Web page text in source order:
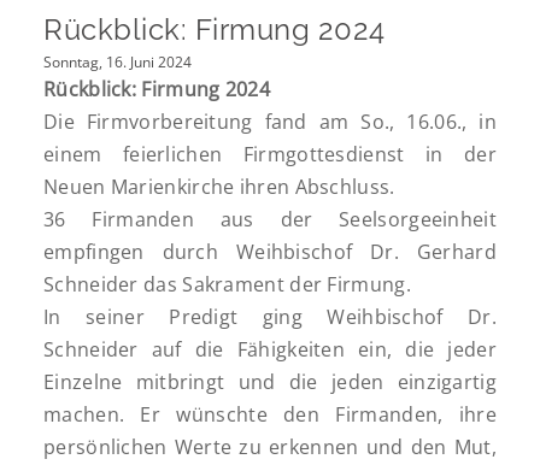
Rückblick: Firmung 2024
Sonntag, 16. Juni 2024
Rückblick: Firmung 2024
Die Firmvorbereitung fand am So., 16.06., in
einem feierlichen Firmgottesdienst in der
Neuen Marienkirche ihren Abschluss.
36 Firmanden aus der Seelsorgeeinheit
empfingen durch Weihbischof Dr. Gerhard
Schneider das Sakrament der Firmung.
In seiner Predigt ging Weihbischof Dr.
Schneider auf die Fähigkeiten ein, die jeder
Einzelne mitbringt und die jeden einzigartig
machen. Er wünschte den Firmanden, ihre
persönlichen Werte zu erkennen und den Mut,